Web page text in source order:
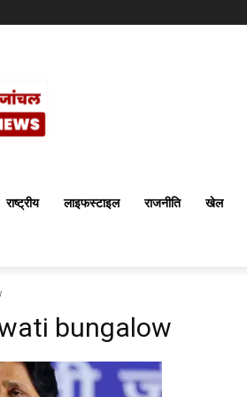
राष्ट्रीय लाइफस्टाइल राजनीति खेल
bungalow